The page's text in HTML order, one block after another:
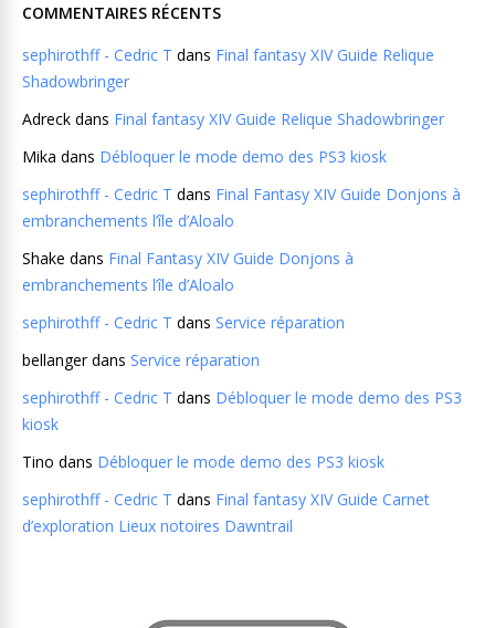
COMMENTAIRES RÉCENTS
sephirothff - Cedric T dans Final fantasy XIV Guide Relique
Shadowbringer
Adreck dans Final fantasy XIV Guide Relique Shadowbringer
Mika dans Débloquer le mode demo des PS3 kiosk
sephirothff - Cedric T dans Final Fantasy XIV Guide Donjons à
embranchements l’île d’Aloalo
Shake dans Final Fantasy XIV Guide Donjons à
embranchements l’île d’Aloalo
sephirothff - Cedric T dans Service réparation
bellangerdans Service réparation
sephirothff - Cedric T dans Débloquer le mode demo des PS3
kiosk
Tino dans Débloquer le mode demo des PS3 kiosk
sephirothff - Cedric T dans Final fantasy XIV Guide Carnet
d’exploration Lieux notoires Dawntrail